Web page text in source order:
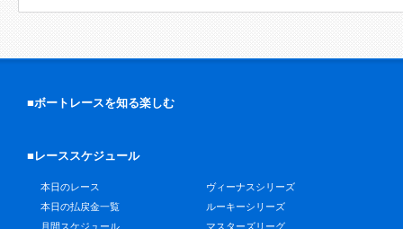
■ボートレースを知る楽しむ
■レーススケジュール
本日のレース
本日の払戻金一覧
月間スケジュール
ヴィーナスシリーズ
ルーキーシリーズ
マスターズリーグ